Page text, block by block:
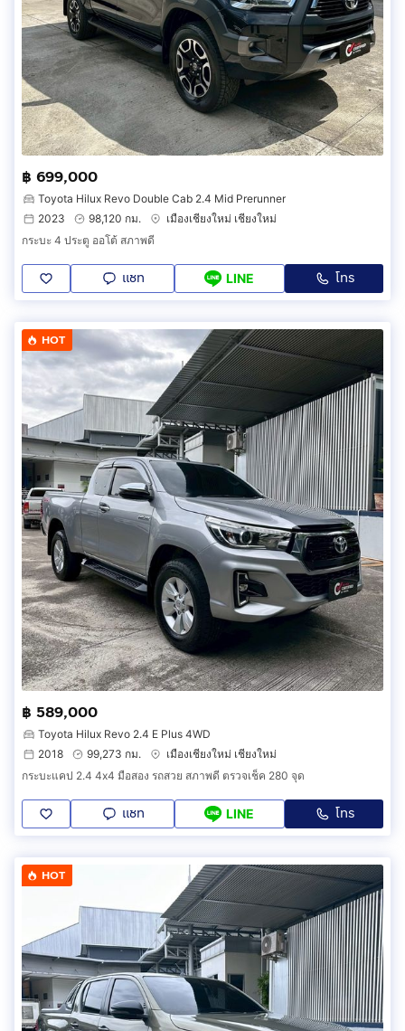
฿ 699,000
Toyota Hilux Revo Double Cab 2.4 Mid Prerunner
2023
98,120 กม.
เมืองเชียงใหม่ เชียงใหม่
กระบะ 4 ประตู ออโต้ สภาพดี
แชท LINE โทร
HOT
฿ 589,000
Toyota Hilux Revo 2.4 E Plus 4WD
2018
99,273 กม.
เมืองเชียงใหม่ เชียงใหม่
กระบะแคป 2.4 4x4 มือสอง รถสวย สภาพดี ตรวจเช็ค 280 จุด
แชท LINE โทร
HOT